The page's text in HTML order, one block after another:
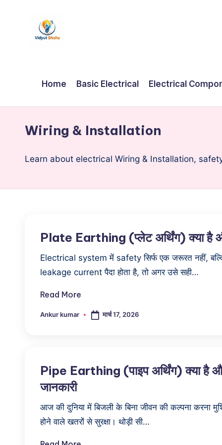
y
t
Home Basic Electrical Electrical
Wiring & Installation
Learn about electrical Wiring & Installation,
Plate Earthing (प्लेट अर्थिंग) क्या है
Electrical system में safety सिर्फ एक जरूरत नहीं,
leakage current पैदा होता है, तो अगर उसे सही…
Read More
Posted
Ankur kumar मार्च 17, 2026
Pipe Earthing (पाइप अर्थिंग) क्या
जानकारी
आज की दुनिया में बिजली के बिना जीवन की कल्पना करना
होने वाले खतरों से सुरक्षा। थोड़ी सी…